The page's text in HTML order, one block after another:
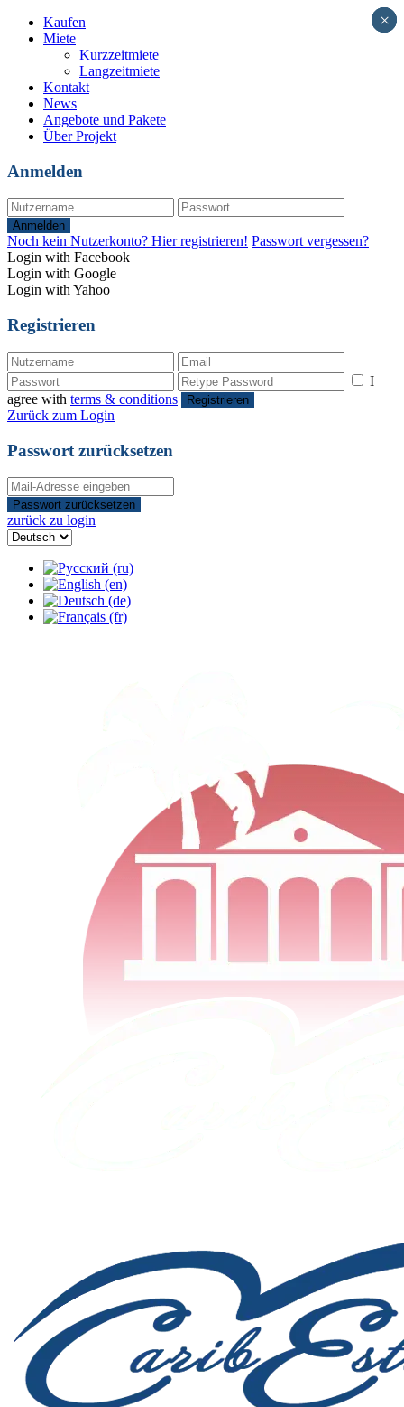
Kaufen
Miete
Kurzzeitmiete
Langzeitmiete
Kontakt
News
Angebote und Pakete
Über Projekt
Anmelden
Anmelden
Noch kein Nutzerkonto? Hier registrieren! Passwort vergessen?
Login with Facebook
Login with Google
Login with Yahoo
Registrieren
I
agree with terms & conditions Registrieren
Zurück zum Login
Passwort zurücksetzen
Passwort zurücksetzen
zurück zu login
×
×
×